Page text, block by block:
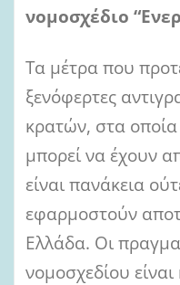
νομοσχέδιο
Τα μέτρα που
ξενόφερτες
κρατών, στα οποία
μπορεί να έχουν
είναι πανάκεια
εφαρμοστούν
Ελλάδα. Οι
νομοσχεδίου